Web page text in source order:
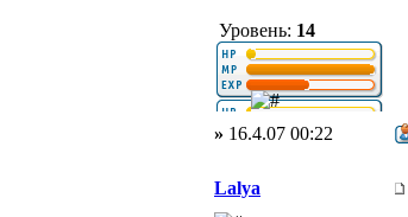
Уровень: 14
» 16.4.07 00:22
Lalya